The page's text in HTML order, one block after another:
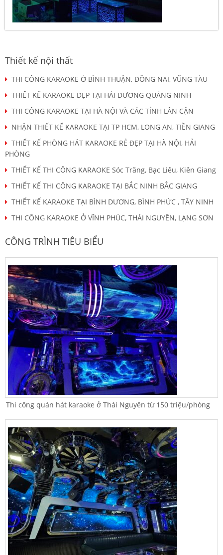
Thiết kế nội thất
THI CÔNG KARAOKE Ở BÌNH THUẬN, ĐỒNG NAI, VŨNG TÀU
THIẾT KẾ KARAOKE ĐẸP TẠI HẢI DƯƠNG QUẢNG NINH
THI CÔNG KARAOKE TẠI HÀ NỘI VÀ CÁC TỈNH LÂN CẬN
NHẬN THIẾT KẾ KARAOKE TẠI TP HCM, LONG AN, TIỀN GIANG
THIẾT KẾ PHÒNG HÁT KARAOKE RẺ ĐẸP TẠI HÀ NỘI, HẢI
PHÒNG
THIẾT KẾ THI CÔNG KARAOKE Sóc Trăng, Bạc Liêu, Kiên Giang
THIẾT KẾ THI CÔNG KARAOKE TẠI BẮC NINH BẮC GIANG
THIẾT KẾ KARAOKE TẠI BÌNH DƯƠNG, BÌNH PHỨC , TÂY NINH
THI CÔNG KARAOKE Ở VĨNH PHÚC, THÁI NGUYÊN, LẠNG SƠN
CÔNG TRÌNH TIÊU BIỂU
Thi công quán hát karaoke ở Thái Nguyên từ 150 triệu/phòng